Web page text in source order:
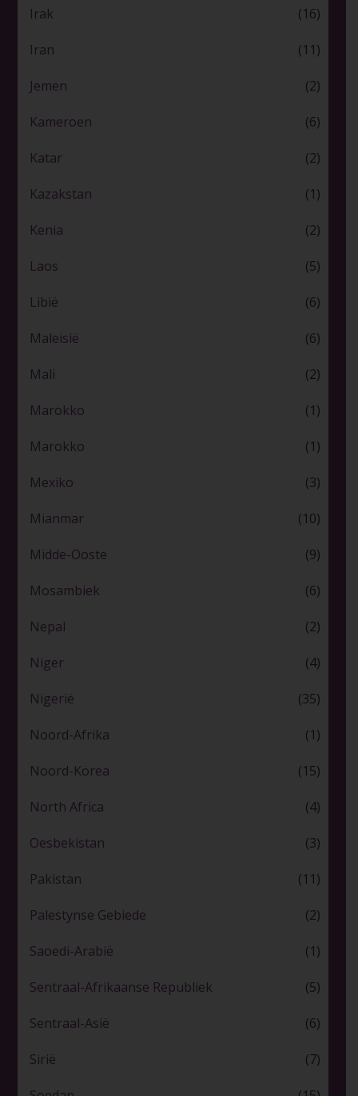
Irak (16)
Iran (11)
Jemen (2)
Kameroen (6)
Katar (2)
Kazakstan (1)
Kenia (2)
Laos (5)
Libië (6)
Maleisië (6)
Mali (2)
Marokko (1)
Marokko (1)
Mexiko (3)
Mianmar (10)
Midde-Ooste (9)
Mosambiek (6)
Nepal (2)
Niger (4)
Nigerië (35)
Noord-Afrika (1)
Noord-Korea (15)
North Africa (4)
Oesbekistan (3)
Pakistan (11)
Palestynse Gebiede (2)
Saoedi-Arabië (1)
Sentraal-Afrikaanse Republiek (5)
Sentraal-Asië (6)
Sirië (7)